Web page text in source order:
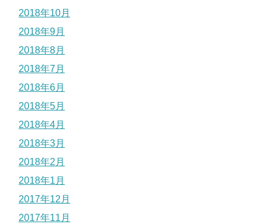
2018年10月
2018年9月
2018年8月
2018年7月
2018年6月
2018年5月
2018年4月
2018年3月
2018年2月
2018年1月
2017年12月
2017年11月